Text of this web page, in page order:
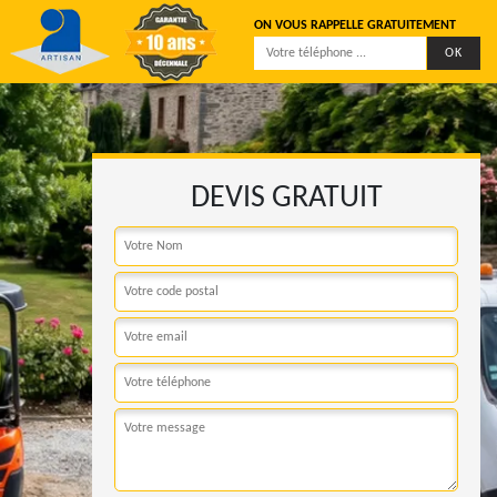
ON VOUS RAPPELLE GRATUITEMENT
DEVIS GRATUIT